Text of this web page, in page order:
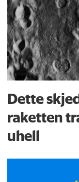
Dette
raketten
uhell